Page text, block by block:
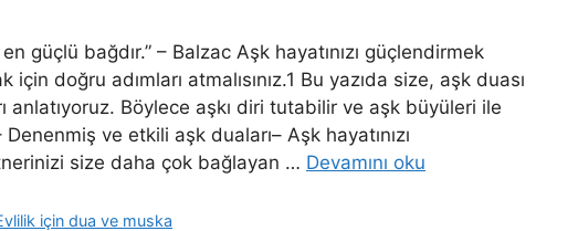
güçlü bağdır.” – Balzac Aşk hayatınızı güçlendirmek
doğru adımları atmalısınız.1 Bu yazıda size, aşk duası
anlatıyoruz. Böylece aşkı diri tutabilir ve aşk büyüleri ile
ve etkili aşk duaları– Aşk hayatınızı
size daha çok bağlayan … Devamını oku
için dua ve muska